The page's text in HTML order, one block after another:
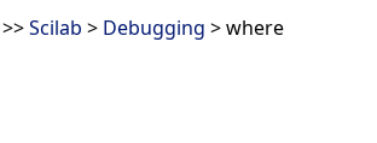
>>Scilab > Debugging > where